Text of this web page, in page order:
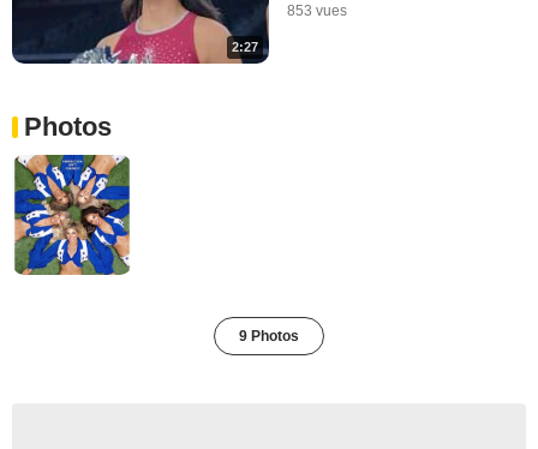
2:27
853 vues
Photos
9 Photos